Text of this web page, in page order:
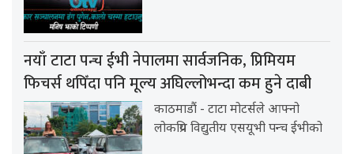
नयाँ टाटा पन्च ईभी नेपालमा सार्वजनिक, प्रिमियम
फिचर्स थपिँदा पनि मूल्य अघिल्लोभन्दा कम हुने दाबी
काठमाडौं - टाटा मोटर्सले आफ्नो
लोकप्रिय विद्युतीय एसयूभी पन्च ईभीको